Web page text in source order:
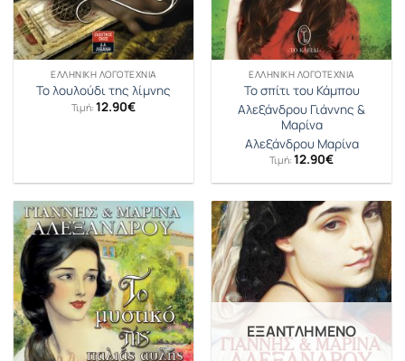
ΕΛΛΗΝΙΚΉ ΛΟΓΟΤΕΧΝΊΑ
Το λουλούδι της λίμνης
Τιμή: 12.90€
ΕΛΛΗΝΙΚΉ ΛΟΓΟΤΕΧΝΊΑ
Το σπίτι του Κάμπου
Αλεξάνδρου Γιάννης &
Μαρίνα
Αλεξάνδρου Μαρίνα
Τιμή: 12.90€
ΕΞΑΝΤΛΗΜΈΝΟ